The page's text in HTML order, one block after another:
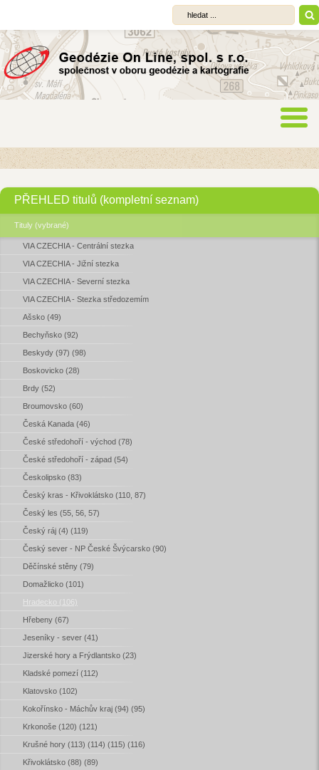
PŘEHLED titulů (kompletní seznam)
Tituly (vybrané)
VIA CZECHIA - Centrální stezka
VIA CZECHIA - Jižní stezka
VIA CZECHIA - Severní stezka
VIA CZECHIA - Stezka středozemím
Ašsko (49)
Bechyňsko (92)
Beskydy (97) (98)
Boskovicko (28)
Brdy (52)
Broumovsko (60)
Česká Kanada (46)
České středohoří - východ (78)
České středohoří - západ (54)
Českolipsko (83)
Český kras - Křivoklátsko (110, 87)
Český les (55, 56, 57)
Český ráj (4) (119)
Český sever - NP České Švýcarsko (90)
Děčínské stěny (79)
Domažlicko (101)
Hradecko (106)
Hřebeny (67)
Jeseníky - sever (41)
Jizerské hory a Frýdlantsko (23)
Kladské pomezí (112)
Klatovsko (102)
Kokořínsko - Máchův kraj (94) (95)
Krkonoše (120) (121)
Krušné hory (113) (114) (115) (116)
Křivoklátsko (88) (89)